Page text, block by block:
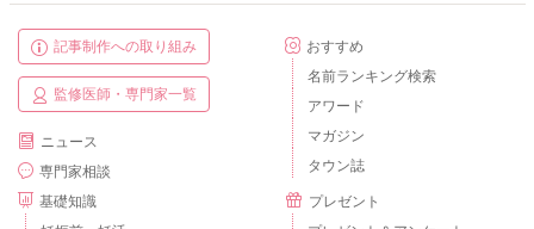
記事制作への取り組み
監修医師・専門家一覧
ニュース
専門家相談
基礎知識
おすすめ
名前ランキング検索
アワード
マガジン
タウン誌
プレゼント